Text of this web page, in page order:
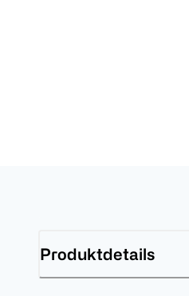
Produktdetails